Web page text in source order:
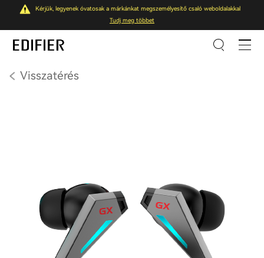
Kérjük, legyenek óvatosak a márkánkat megszemélyesítő csaló weboldalakkal
Tudj meg többet
Visszatérés